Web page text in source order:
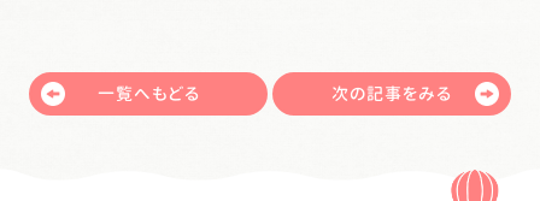
一覧へもどる 次の記事をみる